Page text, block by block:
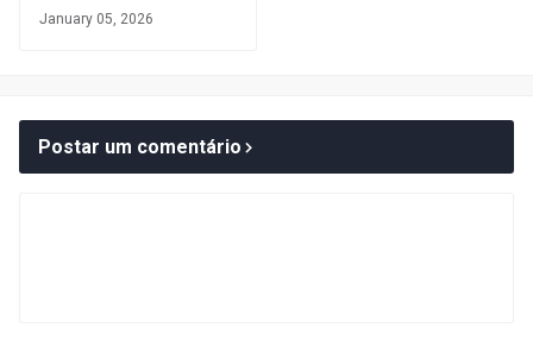
January 05, 2026
Postar um comentário